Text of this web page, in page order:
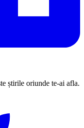
știrile oriunde te-ai afla.